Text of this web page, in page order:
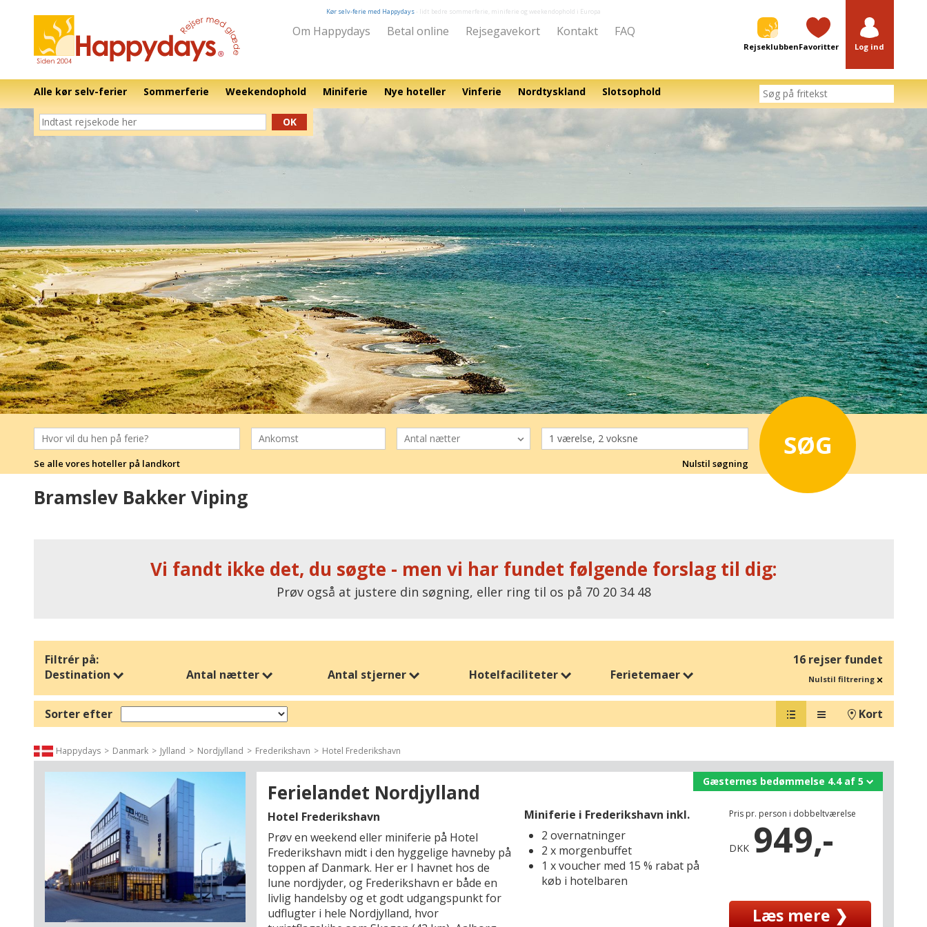
Kør selv-ferie med Happydays - lidt bedre sommerferie, miniferie og weekendophold i Europa
Om Happydays Betal online Rejsegavekort Kontakt FAQ
RejseklubbenFavoritter Log ind
Alle kør selv-ferier Sommerferie Weekendophold Miniferie Nye hoteller Vinferie Nordtyskland Slotsophold
OK
SØG
Se alle vores hoteller på landkort Nulstil søgning
Bramslev Bakker Viping
Vi fandt ikke det, du søgte - men vi har fundet følgende forslag til dig:
Prøv også at justere din søgning, eller ring til os på 70 20 34 48
Filtrér på:
16 rejser fundet
Destination
Antal nætter Antal stjerner Hotelfaciliteter Ferietemaer Nulstil filtrering
Sorter efter Kort
Happydays Danmark Jylland Nordjylland Frederikshavn Hotel Frederikshavn
Ferielandet Nordjylland
Hotel Frederikshavn
Prøv en weekend eller miniferie på Hotel
Frederikshavn midt i den hyggelige havneby på
toppen af Danmark. Her er I havnet hos de
lune nordjyder, og Frederikshavn er både en
livlig handelsby og et godt udgangspunkt for
udflugter i hele Nordjylland, hvor
Miniferie i Frederikshavn inkl.
2 overnatninger
2 x morgenbuffet
1 x voucher med 15 % rabat på
køb i hotelbaren
Pris pr. person i dobbeltværelse
DKK 949,-
Læs mere ❯
Gæsternes bedømmelse 4.4 af 5